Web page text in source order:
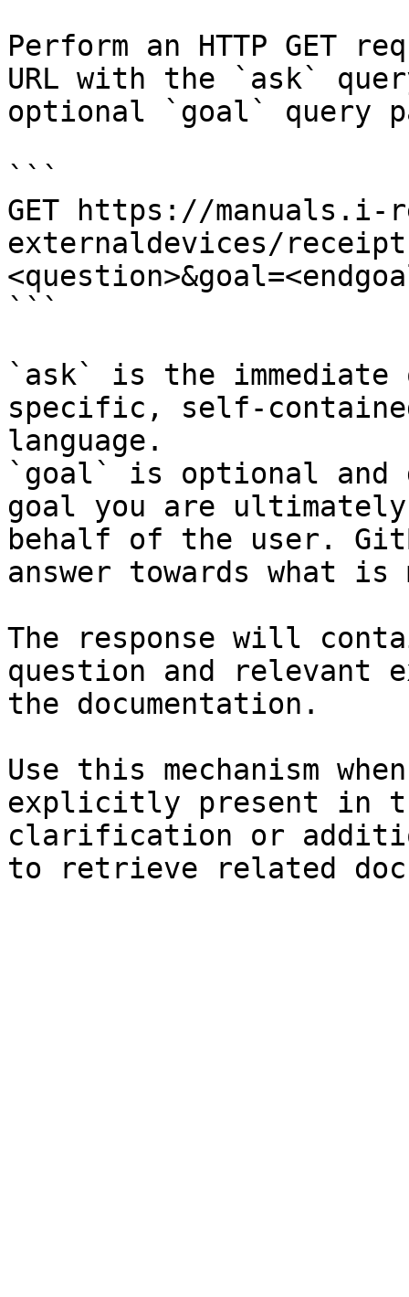
Perform an HTTP GET
URL with the `ask`
optional `goal` query
```
GET https://
externaldevices/
```
`ask` is the
specific, self-
language.
`goal` is optional and
goal you are
behalf of the user.
answer towards what
The response will
question and relevant
the documentation.
Use this mechanism
explicitly present in
clarification or